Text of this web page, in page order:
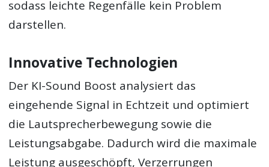
sodass leichte Regenfälle kein Problem
darstellen.
Innovative Technologien
Der KI-Sound Boost analysiert das
eingehende Signal in Echtzeit und optimiert
die Lautsprecherbewegung sowie die
Leistungsabgabe. Dadurch wird die maximale
Leistung ausgeschöpft, Verzerrungen